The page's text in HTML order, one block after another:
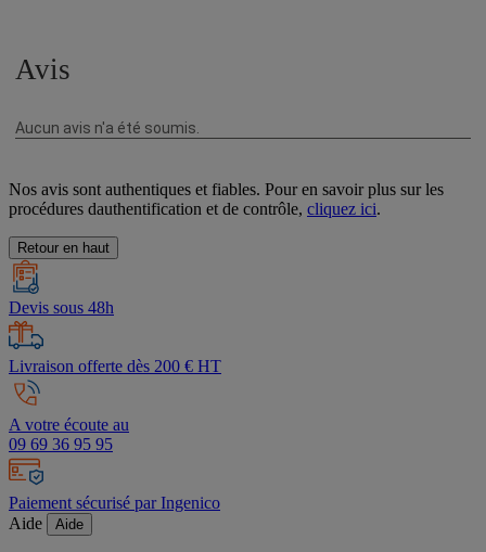
Nos avis sont authentiques et fiables. Pour en savoir plus sur les
procédures dauthentification et de contrôle, cliquez ici.
Retour en haut
Devis sous 48h
Livraison offerte dès 200 € HT
A votre écoute au
09 69 36 95 95
Paiement sécurisé par Ingenico
Aide
Aide